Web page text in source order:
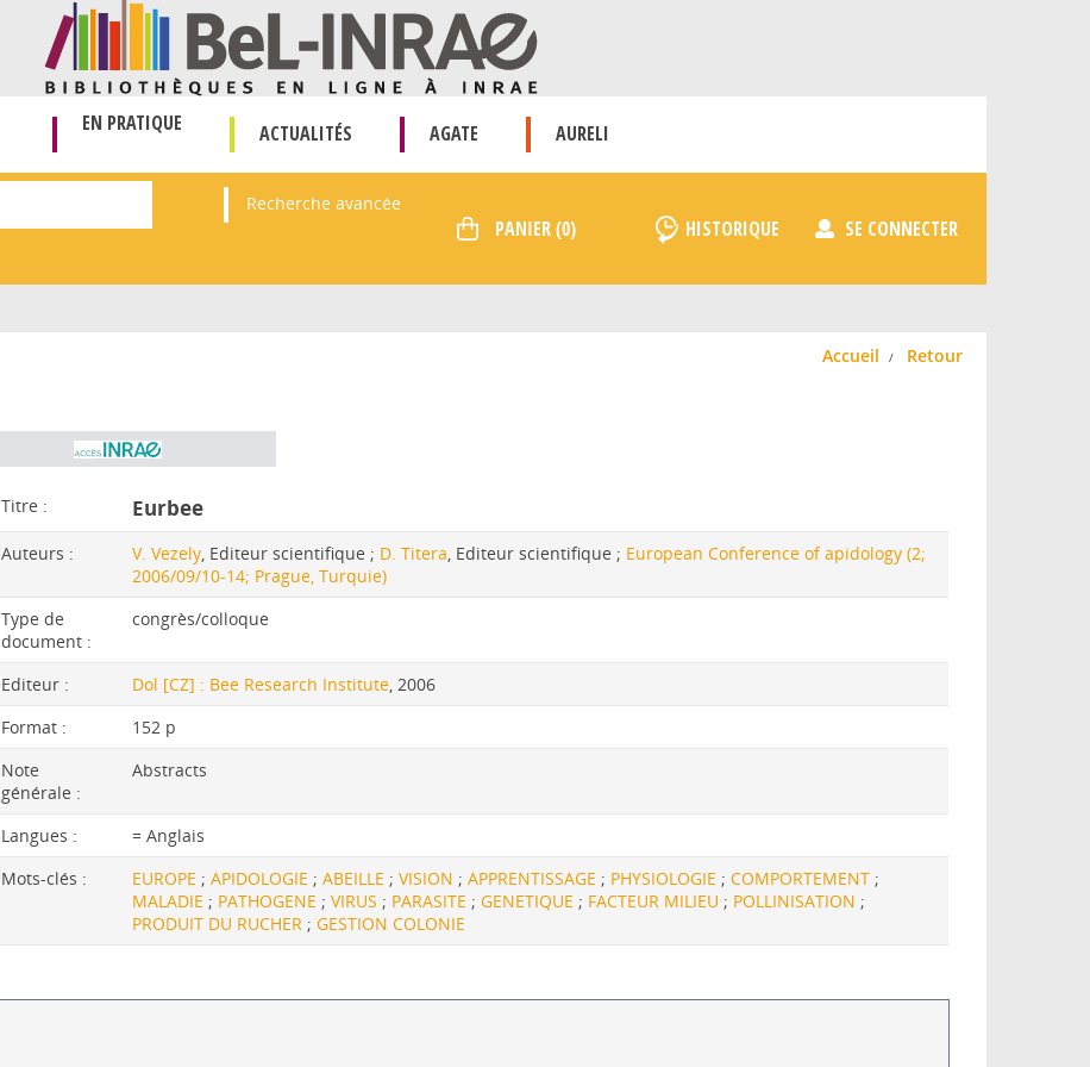
EN PRATIQUE ACTUALITÉS AGATE AURELI
Recherche avancée
HISTORIQUE SE CONNECTER
Accueil Retour
Titre : Eurbee
Auteurs : V. Vezely, Editeur scientifique ; D. Titera, Editeur scientifique ; European Conference of apidology (2;
2006/09/10-14; Prague, Turquie)
Type de
document :
congrès/colloque
Editeur : Dol [CZ] : Bee Research Institute, 2006
Format :
152 p
Note
générale :
Abstracts
Langues :
= Anglais
Mots-clés :
EUROPE ;APIDOLOGIE ;ABEILLE ;VISION ;APPRENTISSAGE ; PHYSIOLOGIE ;COMPORTEMENT ;
MALADIE ; PATHOGENE ;VIRUS ; PARASITE ;GENETIQUE ; FACTEUR MILIEU ; POLLINISATION ;
PRODUIT DU RUCHER ;GESTION COLONIE